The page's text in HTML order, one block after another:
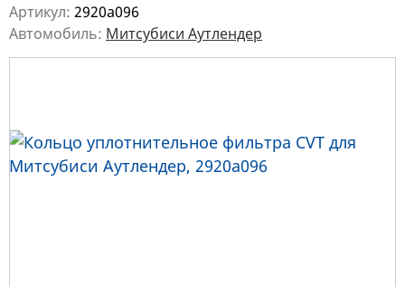
Артикул: 2920a096
Автомобиль: Митсубиси Аутлендер